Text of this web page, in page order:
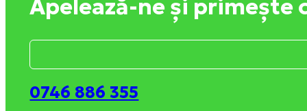
Apelează-ne și
0746 886 355